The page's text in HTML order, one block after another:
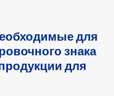
для
знака
для